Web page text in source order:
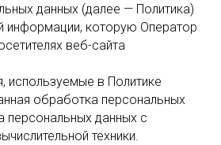
данных (далее — Политика)
информации, которую Оператор
веб-сайта
используемые в Политике
обработка персональных
персональных данных с
техники.